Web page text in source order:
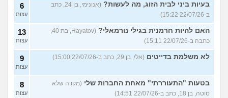
בעיות ביני לבית הזוג, מה לעשות?
(אנונימי, בן 24, כתב
ב-22/07/26 15:22)
6
עצות
האם להיות חרמנית בגילי נורמאלי?
(Hayatov, בת 40,
כתבה ב-22/07/26 15:11)
13
עצות
לא משלמת בדייטים (אלי, בן 29, כתב ב-22/07/26 15:00) 9
עצות
בטעות "התעוררתי" מאחת החברות שלי (מקווה שלא
סוטה, בן 18, כתב ב-22/07/26 14:51)
8
עצות